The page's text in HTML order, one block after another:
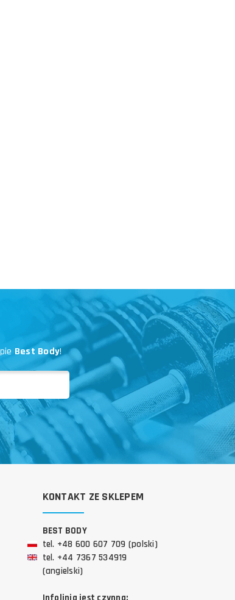
Best Body!
KONTAKT ZE SKLEPEM
BEST BODY
tel. +48 600 607 709 (polski)
tel. +44 7367 534919
(angielski)